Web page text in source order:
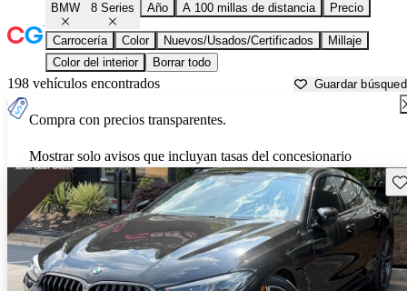
BMW 8 Series Año A 100 millas de distancia Precio
Carrocería Color Nuevos/Usados/Certificados
Millaje
Color del interior
Borrar todo
198 vehículos encontrados Guardar
Compra con precios transparentes.
Mostrar solo avisos que incluyan tasas del concesionario